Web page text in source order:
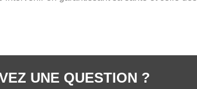
UNE QUESTION ?